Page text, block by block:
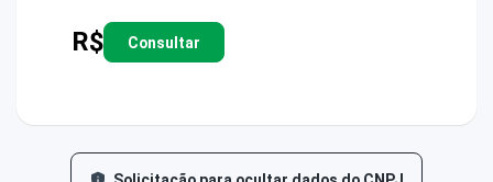
R$ Consultar